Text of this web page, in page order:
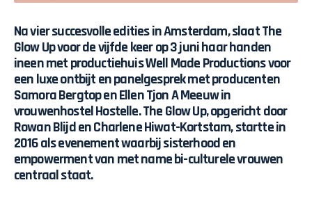
Na vier succesvolle edities in Amsterdam, slaat The
Glow Up voor de vijfde keer op 3 juni haar handen
ineen met productiehuis Well Made Productions voor
een luxe ontbijt en panelgesprek met producenten
Samora Bergtop en Ellen Tjon A Meeuw in
vrouwenhostel Hostelle. The Glow Up, opgericht door
Rowan Blijd en Charlene Hiwat-Kortstam, startte in
2016 als evenement waarbij sisterhood en
empowerment van met name bi-culturele vrouwen
centraal staat.